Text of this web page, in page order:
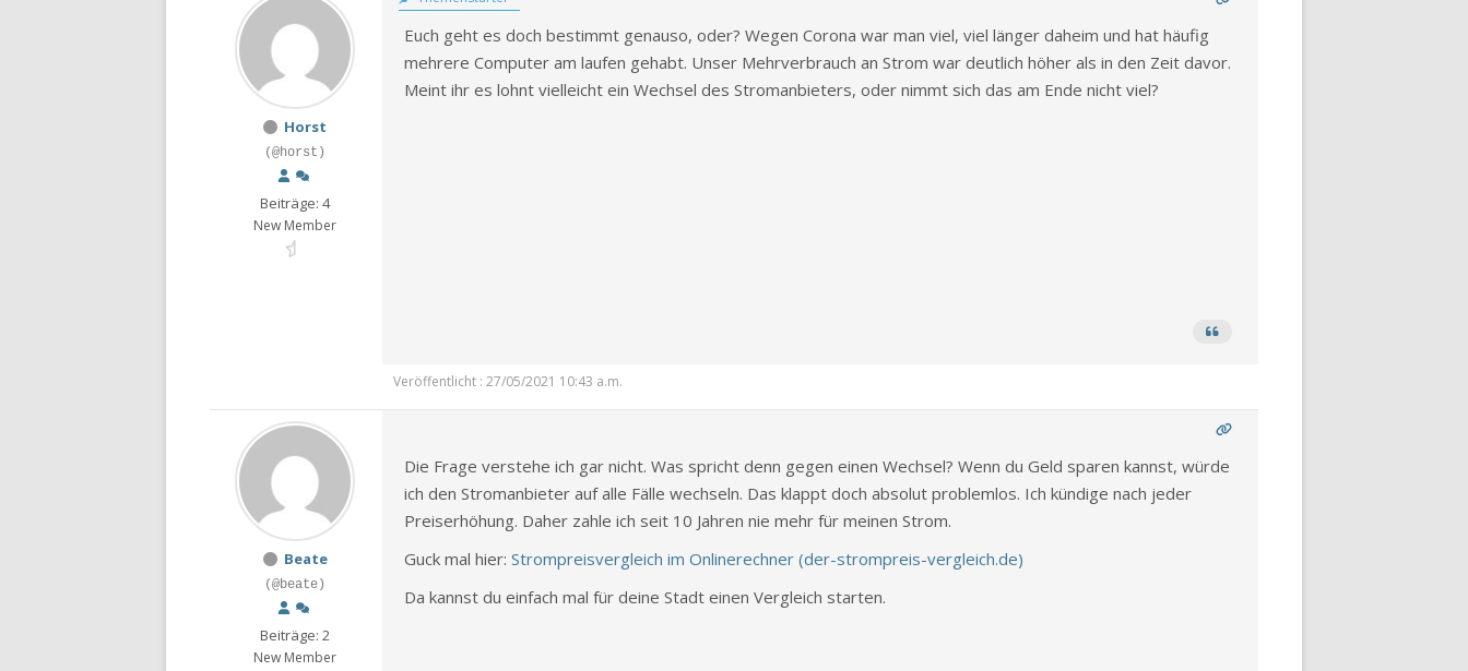
Horst
(@horst)
Beiträge: 4
New Member
Euch geht es doch bestimmt genauso, oder? Wegen Corona war man viel, viel länger daheim und hat häufig
mehrere Computer am laufen gehabt. Unser Mehrverbrauch an Strom war deutlich höher als in den Zeit davor.
Meint ihr es lohnt vielleicht ein Wechsel des Stromanbieters, oder nimmt sich das am Ende nicht viel?
Veröffentlicht : 27/05/2021 10:43 a.m.
Beate
(@beate)
Beiträge: 2
New Member
Die Frage verstehe ich gar nicht. Was spricht denn gegen einen Wechsel? Wenn du Geld sparen kannst, würde
ich den Stromanbieter auf alle Fälle wechseln. Das klappt doch absolut problemlos. Ich kündige nach jeder
Preiserhöhung. Daher zahle ich seit 10 Jahren nie mehr für meinen Strom.
Guck mal hier: Strompreisvergleich im Onlinerechner (der-strompreis-vergleich.de)
Da kannst du einfach mal für deine Stadt einen Vergleich starten.